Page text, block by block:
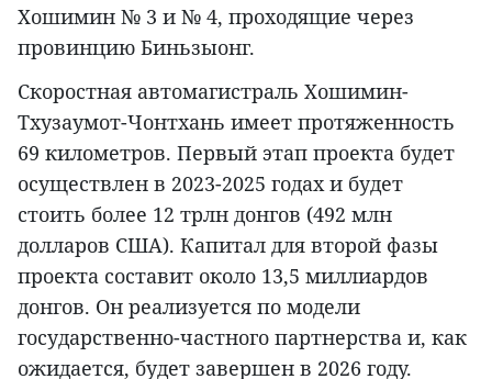
Хошимин № 3 и № 4, проходящие через
провинцию Биньзыонг.
Скоростная автомагистраль Хошимин-
Тхузаумот-Чонтхань имеет протяженность
69 километров. Первый этап проекта будет
осуществлен в 2023-2025 годах и будет
стоить более 12 трлн донгов (492 млн
долларов США). Капитал для второй фазы
проекта составит около 13,5 миллиардов
донгов. Он реализуется по модели
государственно-частного партнерства и, как
ожидается, будет завершен в 2026 году.